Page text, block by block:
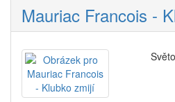
Mauriac Francois -